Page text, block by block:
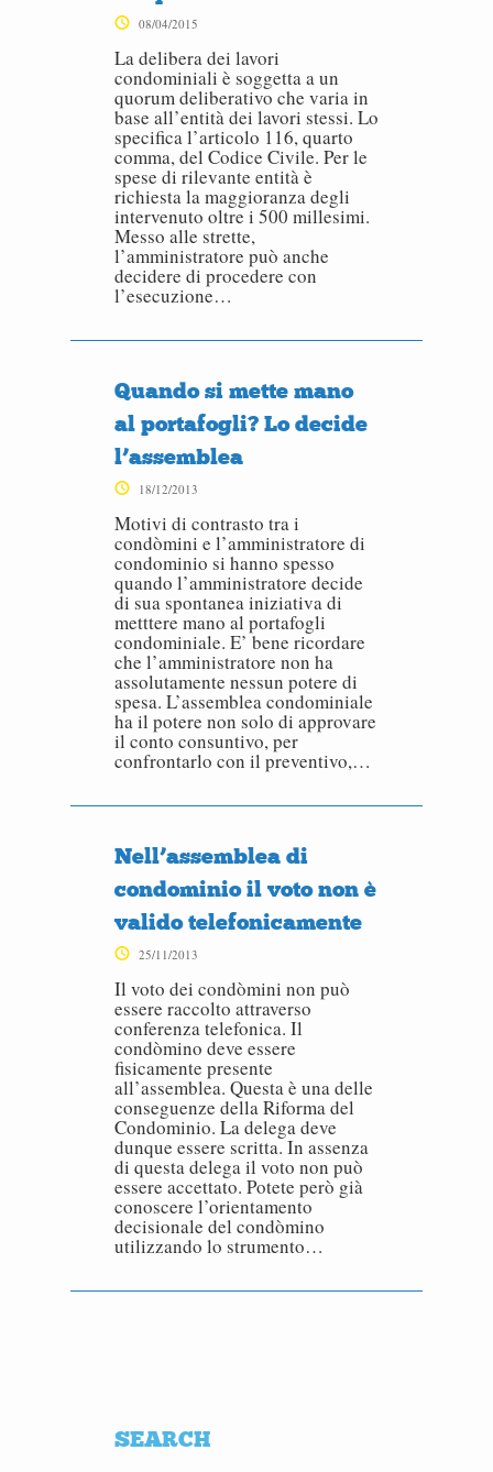
08/04/2015
La delibera dei lavori
condominiali è soggetta a un
quorum deliberativo che varia in
base all’entità dei lavori stessi. Lo
specifica l’articolo 116, quarto
comma, del Codice Civile. Per le
spese di rilevante entità è
richiesta la maggioranza degli
intervenuto oltre i 500 millesimi.
Messo alle strette,
l’amministratore può anche
decidere di procedere con
l’esecuzione…
Quando si mette mano
al portafogli? Lo decide
l’assemblea
18/12/2013
Motivi di contrasto tra i
condòmini e l’amministratore di
condominio si hanno spesso
quando l’amministratore decide
di sua spontanea iniziativa di
metttere mano al portafogli
condominiale. E’ bene ricordare
che l’amministratore non ha
assolutamente nessun potere di
spesa. L’assemblea condominiale
ha il potere non solo di approvare
il conto consuntivo, per
confrontarlo con il preventivo,…
Nell’assemblea di
condominio il voto non è
valido telefonicamente
25/11/2013
Il voto dei condòmini non può
essere raccolto attraverso
conferenza telefonica. Il
condòmino deve essere
fisicamente presente
all’assemblea. Questa è una delle
conseguenze della Riforma del
Condominio. La delega deve
dunque essere scritta. In assenza
di questa delega il voto non può
essere accettato. Potete però già
conoscere l’orientamento
decisionale del condòmino
utilizzando lo strumento…
SEARCH